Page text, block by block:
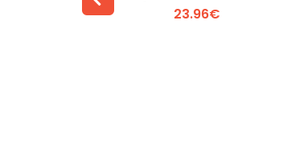
Voir plus +
23.96€